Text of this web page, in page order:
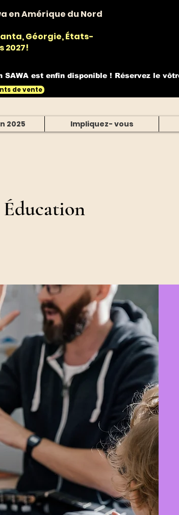
de vente
en Amérique du Nord
Géorgie, États-
2027!
SAWA est enfin disponible ! Réservez le
2025 Impliquez- vous
Éducation